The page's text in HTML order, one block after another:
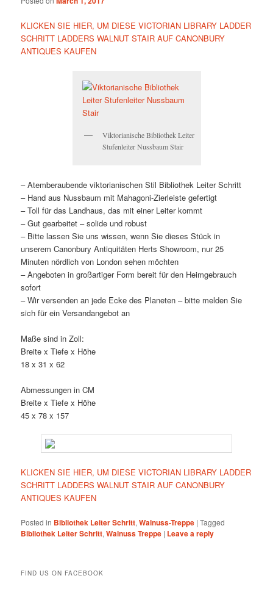
KLICKEN SIE HIER, UM DIESE VICTORIAN LIBRARY LADDER
SCHRITT LADDERS WALNUT STAIR AUF CANONBURY
ANTIQUES KAUFEN
Viktorianische Bibliothek Leiter
Stufenleiter Nussbaum Stair
– Atemberaubende viktorianischen Stil Bibliothek Leiter Schritt
– Hand aus Nussbaum mit Mahagoni-Zierleiste gefertigt
– Toll für das Landhaus, das mit einer Leiter kommt
– Gut gearbeitet – solide und robust
– Bitte lassen Sie uns wissen, wenn Sie dieses Stück in
unserem Canonbury Antiquitäten Herts Showroom, nur 25
Minuten nördlich von London sehen möchten
– Angeboten in großartiger Form bereit für den Heimgebrauch
sofort
– Wir versenden an jede Ecke des Planeten – bitte melden Sie
sich für ein Versandangebot an
Maße sind in Zoll:
Breite x Tiefe x Höhe
18 x 31 x 62
Abmessungen in CM
Breite x Tiefe x Höhe
45 x 78 x 157
KLICKEN SIE HIER, UM DIESE VICTORIAN LIBRARY LADDER
SCHRITT LADDERS WALNUT STAIR AUF CANONBURY
ANTIQUES KAUFEN
Posted in Bibliothek Leiter Schritt,Walnuss-Treppe |Tagged
Bibliothek Leiter Schritt,Walnuss Treppe | Leave a reply
FIND US ON FACEBOOK